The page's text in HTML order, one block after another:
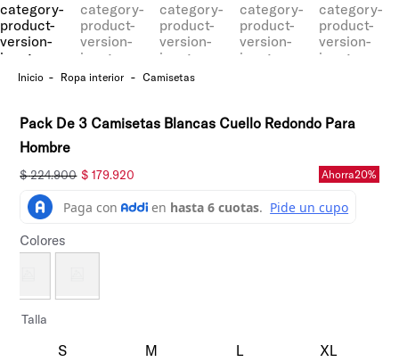
ropa interior camisetas
Pack De 3 Camisetas Blancas Cuello Redondo Para
Hombre
$224.900 $ 179.920 Ahorra20%
Colores
Talla
S M L XL